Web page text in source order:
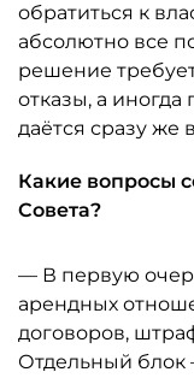
обратиться к
абсолютно все
решение
отказы, а
даётся сразу же
Какие вопросы
Совета?
— В первую
арендных
договоров,
Отдельный блок